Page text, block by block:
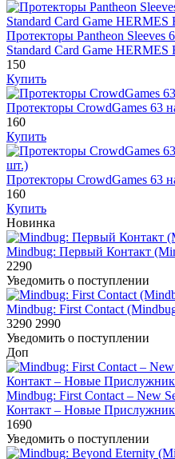
Протекторы Pantheon
Standard Card Game HERMES
150
Купить
Протекторы CrowdGames 63
160
Купить
Протекторы CrowdGames 63
160
Купить
Новинка
Mindbug: Первый Контакт
2290
Уведомить о поступлении
Mindbug: First Contact
3290 2990
Уведомить о поступлении
Доп
Mindbug: First Contact – New
Контакт – Новые
1690
Уведомить о поступлении